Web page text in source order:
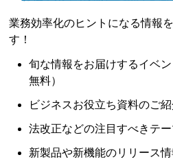
業務効率化のヒントになる情報
す！
旬な情報をお届けするイベ
無料）
ビジネスお役立ち資料のご
法改正などの注目すべきテー
新製品や新機能のリリース情